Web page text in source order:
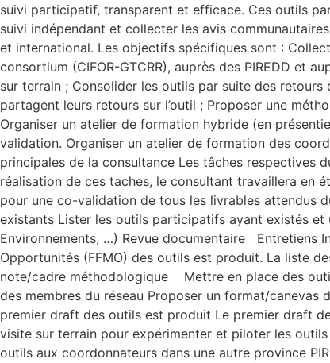
suivi participatif, transparent et efficace. Ces outils
suivi indépendant et collecter les avis
et international. Les objectifs spécifiques sont :
consortium (CIFOR-GTCRR), auprès des PIREDD et
sur terrain ; Consolider les outils par suite des
partagent leurs retours sur l’outil ; Proposer une
Organiser un atelier de formation hybride (en
validation. Organiser un atelier de formation des
principales de la consultance Les tâches respectives
réalisation de ces taches, le consultant travaillera en
pour une co-validation de tous les livrables attendus
existants Lister les outils participatifs ayant existés et
Environnements, …) Revue documentaire
Opportunités (FFMO) des outils est produit. La liste
note/cadre méthodologique Mettre en place des
des membres du réseau Proposer un format/
premier draft des outils est produit Le premier draft
visite sur terrain pour expérimenter et piloter les
outils aux coordonnateurs dans une autre province